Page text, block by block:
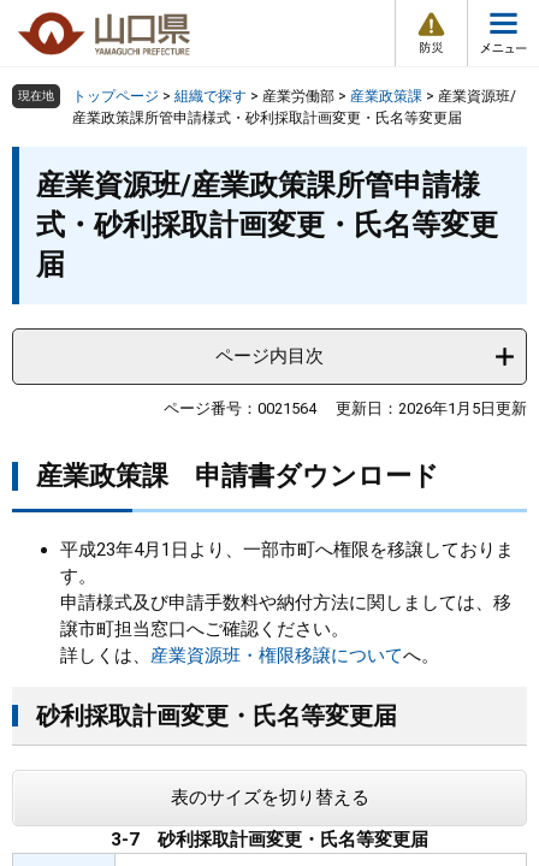
の
頭
ー
飛
へ
情
報
メ
ュ
組織で探す
トップページ
くらし・環境
教育・文化・スポーツ
まちづくり
県政情報
検索の仕方 組織で探す サイトマップで探す
現在地 トップページ > 組織で探す > 産業労働部 > 産業政策課 > 産業資源班/
産業政策課所管申請様式・砂利採取計画変更・氏名等変更届
産業資源班/産業政策課所管申請様
式・砂利採取計画変更・氏名等変更
届
ページ内目次
ページ番号：0021564 更新日：2026年1月5日更新
産業政策課 申請書ダウンロード
平成23年4月1日より、一部市町へ権限を移譲しておりま
す。
申請様式及び申請手数料や納付方法に関しましては、移
譲市町担当窓口へご確認ください。
詳しくは、 産業資源班・権限移譲についてへ。
砂利採取計画変更・氏名等変更届
表のサイズを切り替える
3-7 砂利採取計画変更・氏名等変更届